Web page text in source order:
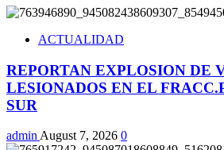
ACTUALIDAD
REPORTAN EXPLOSION DE
LESIONADOS EN EL
SUR
admin August 7, 2026 0